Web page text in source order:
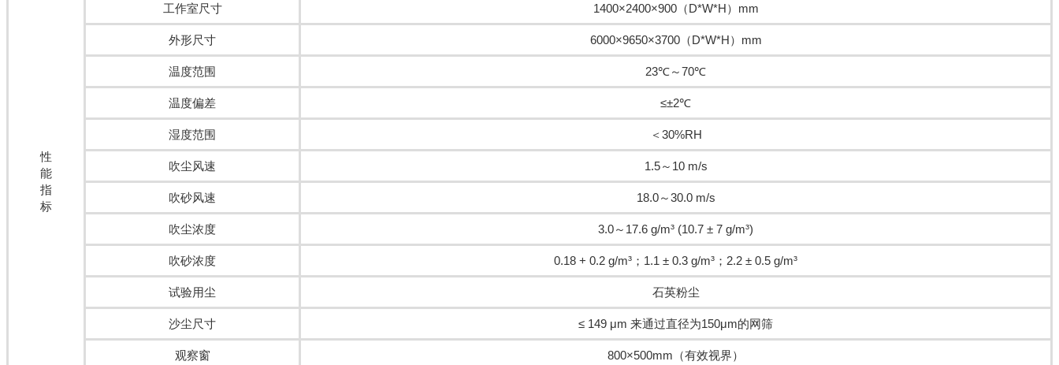
性
能
指
标
工作室尺寸 1400×2400×900（D*W*H）mm
外形尺寸 6000×9650×3700（D*W*H）mm
温度范围 23℃～70℃
温度偏差 ≤±2℃
湿度范围 ＜30%RH
吹尘风速 1.5～10 m/s
吹砂风速 18.0～30.0 m/s
吹尘浓度 3.0～17.6 g/m³ (10.7 ± 7 g/m³)
吹砂浓度 0.18 + 0.2 g/m³；1.1 ± 0.3 g/m³；2.2 ± 0.5 g/m³
试验用尘 石英粉尘
沙尘尺寸 ≤ 149 μm 来通过直径为150μm的网筛
观察窗 800×500mm（有效视界）